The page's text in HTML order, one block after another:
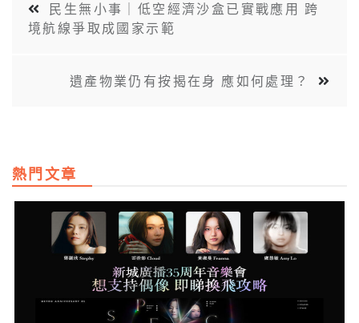
民生無小事｜低空經濟沙盒已實戰應用 跨
境航線爭取成國家示範
遺產物業仍有按揭在身 應如何處理？
熱門文章